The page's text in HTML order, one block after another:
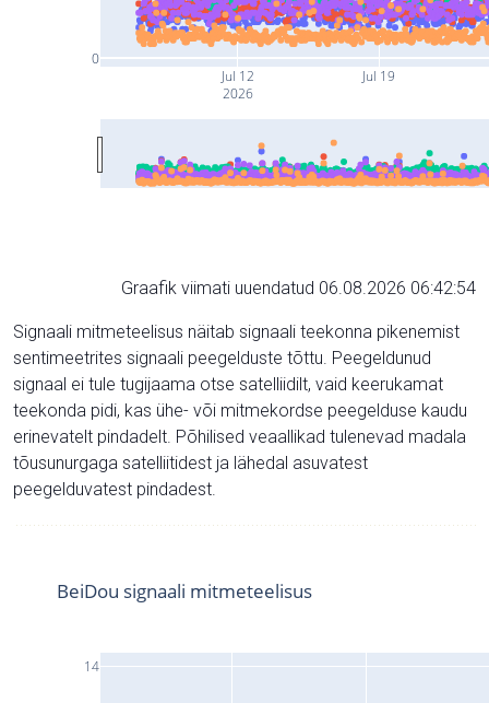
Jul 12
2026
Jul 19
0
Graafik viimati uuendatud 06.08.2026 06:42:54
Signaali mitmeteelisus näitab signaali teekonna pikenemist
sentimeetrites signaali peegelduste tõttu. Peegeldunud
signaal ei tule tugijaama otse satelliidilt, vaid keerukamat
teekonda pidi, kas ühe- või mitmekordse peegelduse kaudu
erinevatelt pindadelt. Põhilised veaallikad tulenevad madala
tõusunurgaga satelliitidest ja lähedal asuvatest
peegelduvatest pindadest.
14
BeiDou signaali mitmeteelisus